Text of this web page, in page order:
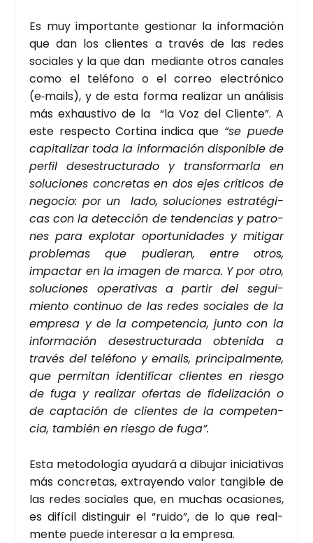
Es muy impor­tan­te ges­tio­nar la infor­ma­ción
que dan los clien­tes a tra­vés de las redes
socia­les y la que dan median­te otros cana­les
como el telé­fono o el correo elec­tró­ni­co
(e‑mails), y de esta for­ma rea­li­zar un aná­li­sis
más exhaus­ti­vo de la “la Voz del Clien­te”. A
este res­pec­to Cor­ti­na indi­ca que “se pue­de
capi­ta­li­zar toda la infor­ma­ción dis­po­ni­ble de
per­fil des­es­truc­tu­ra­do y trans­for­mar­la en
solu­cio­nes con­cre­tas en dos ejes crí­ti­cos de
nego­cio: por un lado, solu­cio­nes estra­té­gi­
cas con la detec­ción de ten­den­cias y patro­
nes para explo­tar opor­tu­ni­da­des y miti­gar
pro­ble­mas que pudie­ran, entre otros,
impac­tar en la ima­gen de mar­ca. Y por otro,
solu­cio­nes ope­ra­ti­vas a par­tir del segui­
mien­to con­ti­nuo de las redes socia­les de la
empre­sa y de la com­pe­ten­cia, jun­to con la
infor­ma­ción des­es­truc­tu­ra­da obte­ni­da a
tra­vés del telé­fono y emails, prin­ci­pal­men­te,
que per­mi­tan iden­ti­fi­car clien­tes en ries­go
de fuga y rea­li­zar ofer­tas de fide­li­za­ción o
de cap­ta­ción de clien­tes de la com­pe­ten­
cia, tam­bién en ries­go de fuga”.
Esta meto­do­lo­gía ayu­da­rá a dibu­jar ini­cia­ti­vas
más con­cre­tas, extra­yen­do valor tan­gi­ble de
las redes socia­les que, en muchas oca­sio­nes,
es difí­cil dis­tin­guir el “rui­do”, de lo que real­
men­te pue­de inte­re­sar a la empre­sa.